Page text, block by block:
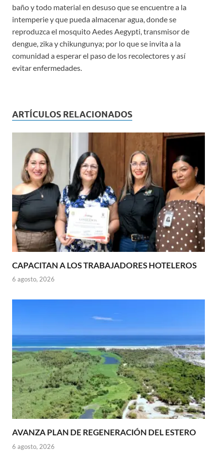
baño y todo material en desuso que se encuentre a la
intemperie y que pueda almacenar agua, donde se
reproduzca el mosquito Aedes Aegypti, transmisor de
dengue, zika y chikungunya; por lo que se invita a la
comunidad a esperar el paso de los recolectores y así
evitar enfermedades.
ARTÍCULOS RELACIONADOS
CAPACITAN A LOS TRABAJADORES HOTELEROS
6 agosto, 2026
AVANZA PLAN DE REGENERACIÓN DEL ESTERO
6 agosto, 2026